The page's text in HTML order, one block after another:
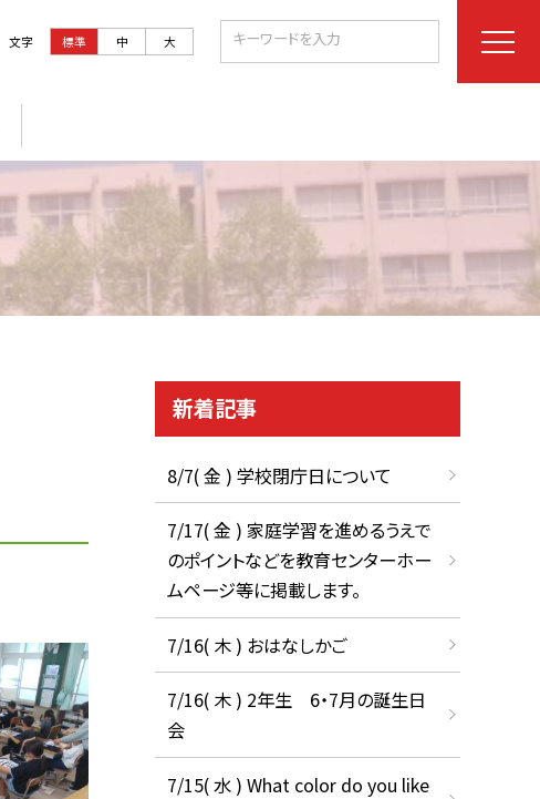
文字 標準 中 大
新着記事
8/7( 金 ) 学校閉庁日について
7/17( 金 ) 家庭学習を進めるうえで
のポイントなどを教育センターホー
ムページ等に掲載します。
7/16( 木 ) おはなしかご
7/16( 木 ) 2年生 6・7月の誕生日
会
7/15( 水 ) What color do you like